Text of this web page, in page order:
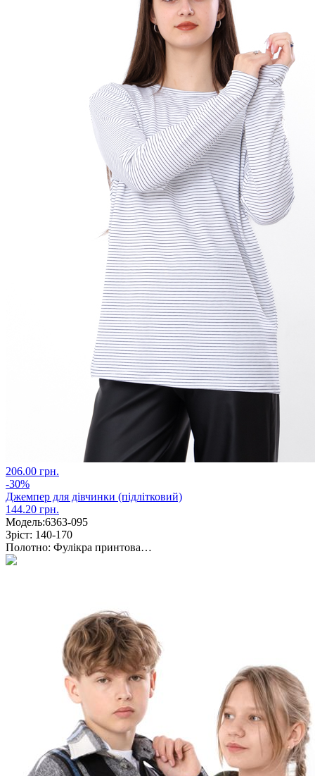
206.00 грн.
-30%
Джемпер для дівчинки (підлітковий)
144.20 грн.
Модель:6363-095
Зріст: 140-170
Полотно: Фулікра принтова…